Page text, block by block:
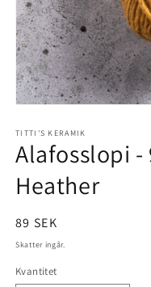
1
modalfönster
TITTI'S KERAMIK
Alafosslopi -
Heather
Ordinarie
pris
89 SEK
Skatter ingår.
Kvantitet
Kvantitet